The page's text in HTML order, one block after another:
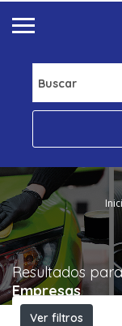
Buscar
Resultados
Empresas
Ver filtros